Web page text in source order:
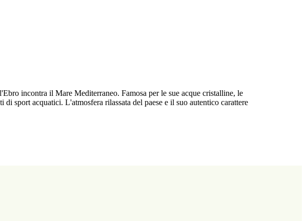
incontra il Mare Mediterraneo. Famosa per le sue acque cristalline, le
sport acquatici. L'atmosfera rilassata del paese e il suo autentico carattere